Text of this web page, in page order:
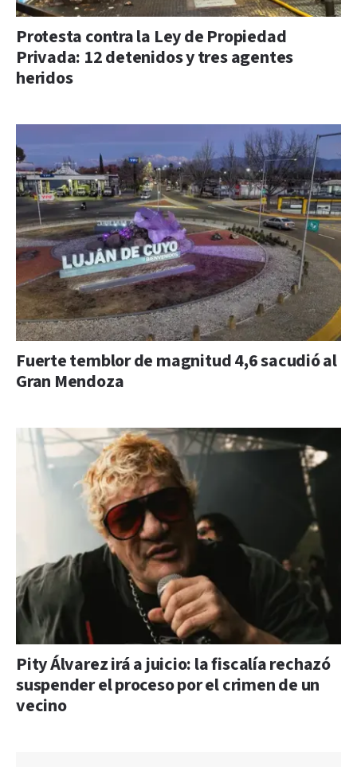
Protesta contra la Ley de Propiedad
Privada: 12 detenidos y tres agentes
heridos
Fuerte temblor de magnitud 4,6 sacudió al
Gran Mendoza
Pity Álvarez irá a juicio: la fiscalía rechazó
suspender el proceso por el crimen de un
vecino